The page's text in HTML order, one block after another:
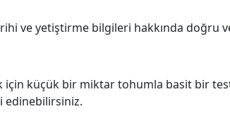
ve yetiştirme bilgileri hakkında doğru
küçük bir miktar tohumla basit bir
edinebilirsiniz.